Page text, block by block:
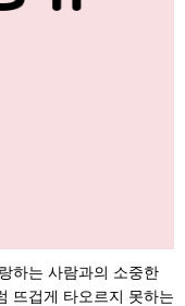
하는 사람과의 소중한
뜨겁게 타오르지 못하는